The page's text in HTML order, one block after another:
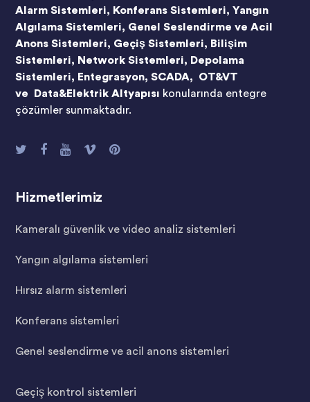
Alarm Sistemleri, Konferans Sistemleri, Yangın
Algılama Sistemleri, Genel Seslendirme ve Acil
Anons Sistemleri, Geçiş Sistemleri, Bilişim
Sistemleri, Network Sistemleri, Depolama
Sistemleri, Entegrasyon, SCADA, OT&VT
ve Data&Elektrik Altyapısı konularında entegre
çözümler sunmaktadır.
Hizmetlerimiz
Kameralı güvenlik ve video analiz sistemleri
Yangın algılama sistemleri
Hırsız alarm sistemleri
Konferans sistemleri
Genel seslendirme ve acil anons sistemleri
Geçiş kontrol sistemleri